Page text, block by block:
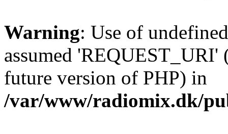
Warning: Use of
assumed
future version of PHP) in
/var/www/radiomix.dk/